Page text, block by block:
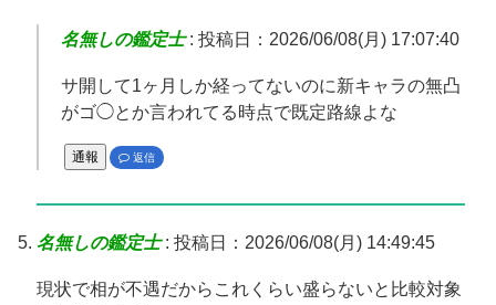
名無しの鑑定士: 投稿日：2026/06/08(月) 17:07:40
サ開して1ヶ月しか経ってないのに新キャラの無凸
がゴ◯とか言われてる時点で既定路線よな
通報 返信
名無しの鑑定士: 投稿日：2026/06/08(月) 14:49:45
現状で相が不遇だからこれくらい盛らないと比較対象